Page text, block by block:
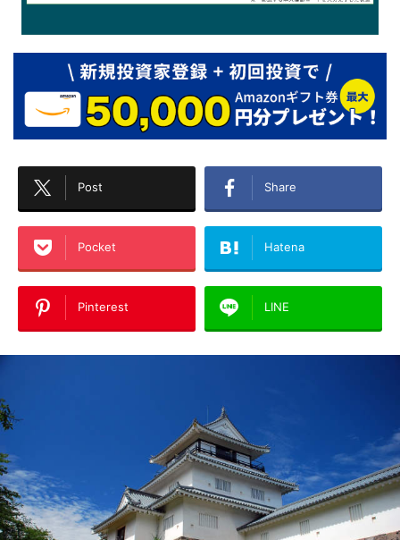
Post Share
Pocket Hatena
Pinterest LINE